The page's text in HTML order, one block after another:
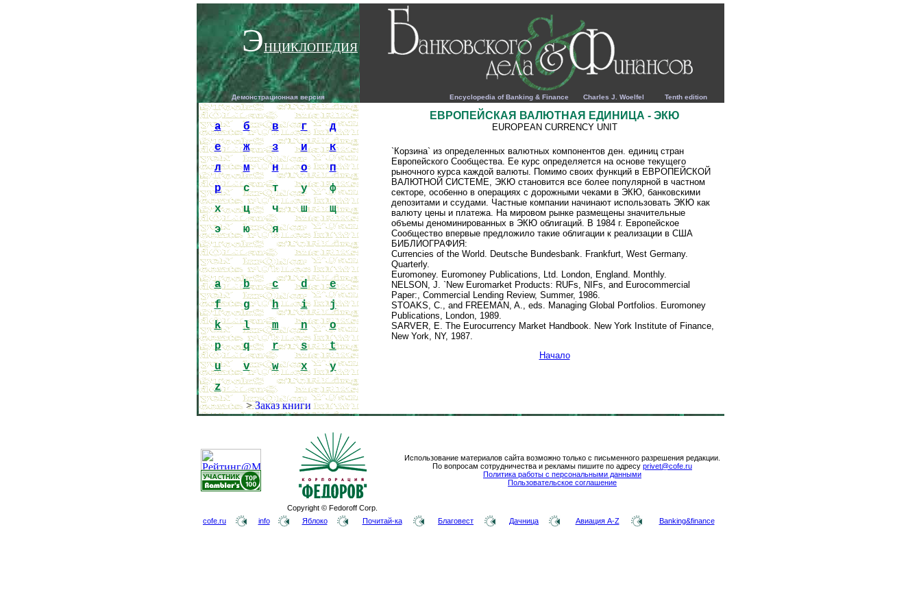
ЭНЦИКЛОПЕДИЯ
Демонстрационная версия Encyclopedia of Banking & Finance Charles J. Woelfel Tenth edition
a б в г
д
е
ж з и
к
л
м н о
п
р
с т у
ф
х
ц ч ш
щ
э
ю я
a b c d
e
f
g h i
j
k
l m n
o
p
q r s
t
u
v w x
y
z
>Заказ книги
ЕВРОПЕЙСКАЯ ВАЛЮТНАЯ ЕДИНИЦА - ЭКЮ
EUROPEAN CURRENCY UNIT
`Корзина` из определенных валютных компонентов ден. единиц стран
Европейского Сообщества. Ее курс определяется на основе текущего
рыночного курса каждой валюты. Помимо своих функций в ЕВРОПЕЙСКОЙ
ВАЛЮТНОЙ СИСТЕМЕ, ЭКЮ становится все более популярной в частном
секторе, особенно в операциях с дорожными чеками в ЭКЮ, банковскими
депозитами и ссудами. Частные компании начинают использовать ЭКЮ как
валюту цены и платежа. На мировом рынке размещены значительные
объемы деноминированных в ЭКЮ облигаций. В 1984 г. Европейское
Сообщество впервые предложило такие облигации к реализации в США
БИБЛИОГРАФИЯ:
Currencies of the World. Deutsche Bundesbank. Frankfurt, West Germany.
Quarterly.
Euromoney. Euromoney Publications, Ltd. London, England. Monthly.
NELSON, J. `New Euromarket Products: RUFs, NIFs, and Eurocommercial
Paper:, Commercial Lending Review, Summer, 1986.
STOAKS, C., and FREEMAN, A., eds. Managing Global Portfolios. Euromoney
Publications, London, 1989.
SARVER, E. The Eurocurrency Market Handbook. New York Institute of Finance,
New York, NY, 1987.
Начало
Copyright © Fedoroff Corp.
Использование материалов сайта возможно только с письменного разрешения редакции.
По вопросам сотрудничества и рекламы пишите по адресу privet@cofe.ru
Политика работы с персональными данными
Пользовательское соглашение
cofe.ru info Яблоко Почитай-ка Благовест Дачница Авиация A-Z Banking&finance